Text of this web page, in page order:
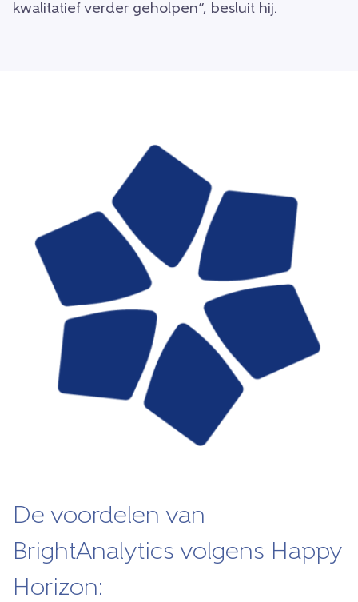
kwalitatief verder geholpen”, besluit hij.
De voordelen van
BrightAnalytics volgens Happy
Horizon: